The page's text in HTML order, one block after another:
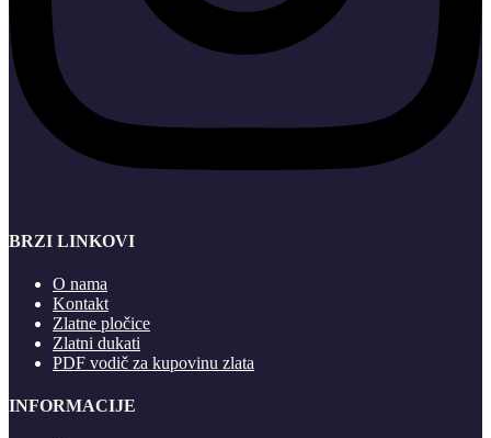
BRZI LINKOVI
O nama
Kontakt
Zlatne pločice
Zlatni dukati
PDF vodič za kupovinu zlata
INFORMACIJE